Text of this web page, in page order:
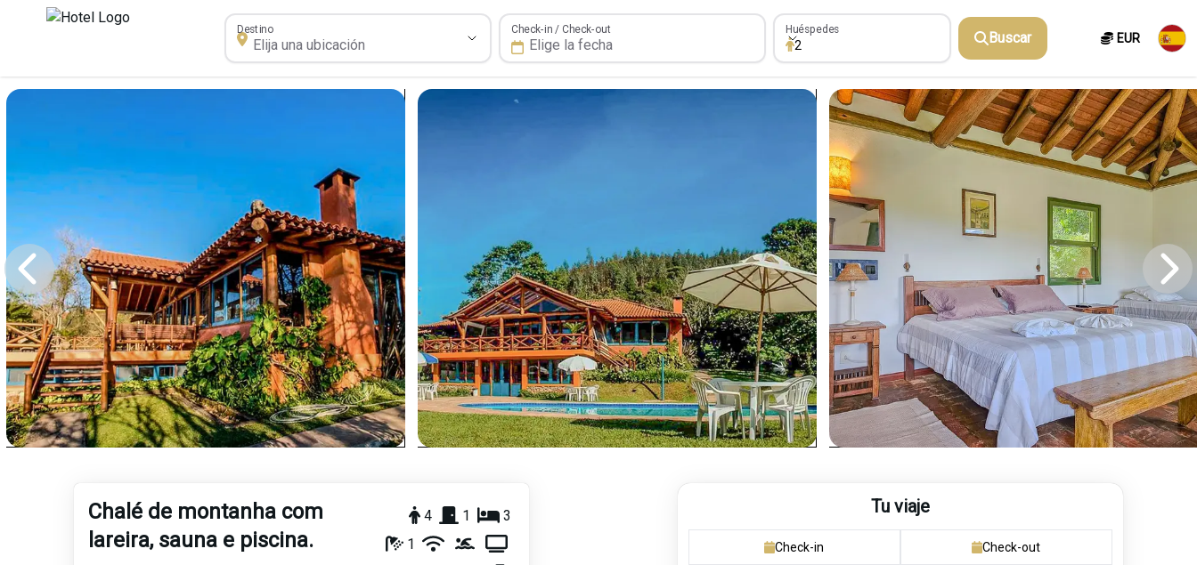
Destino Check-in / Check-out Huéspedes
Huéspedes
2 Buscar EUR
Chalé de montanha com
lareira, sauna e piscina.
4 1
3
1
Tu viaje
Check-in Check-out